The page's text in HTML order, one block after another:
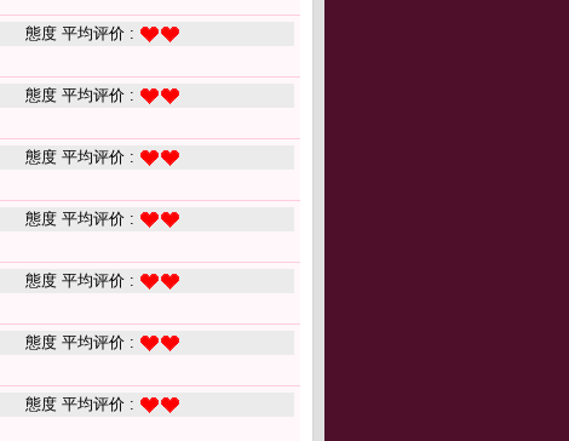
態度 平均评价 :
態度 平均评价 :
態度 平均评价 :
態度 平均评价 :
態度 平均评价 :
態度 平均评价 :
態度 平均评价 :